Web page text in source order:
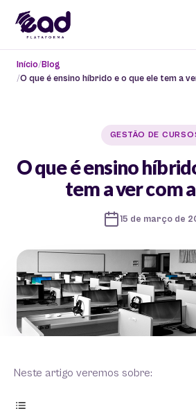
Início Blog
O que é ensino híbrido e o que ele tem a
GESTÃO DE
O que é ensino
tem a ver com
15 de março de
Neste artigo veremos sobre: